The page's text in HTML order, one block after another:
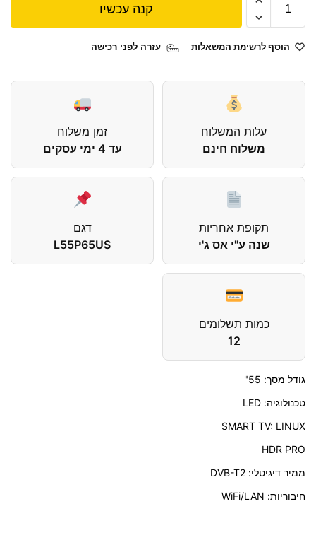
קנה עכשיו
הוסף לרשימת המשאלות עזרה לפני רכישה
עלות המשלוח
משלוח חינם
זמן משלוח
עד 4 ימי עסקים
תקופת אחריות
שנה ע"י אס ג'י
דגם
L55P65US
כמות תשלומים
12
גודל מסך: 55"
טכנולוגיה: LED
SMART TV: LINUX
HDR PRO
ממיר דיגיטלי: DVB-T2
חיבוריות: WiFi/LAN